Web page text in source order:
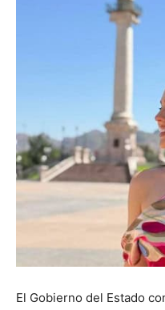
El Gobierno del Estado